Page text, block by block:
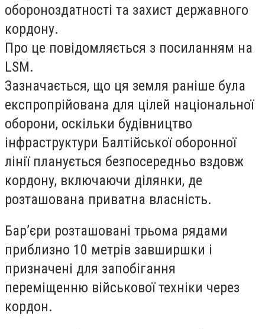
обороноздатності та захист державного
кордону.
Про це повідомляється з посиланням на
LSM.
Зазначається, що ця земля раніше була
експропрійована для цілей національної
оборони, оскільки будівництво
інфраструктури Балтійської оборонної
лінії планується безпосередньо вздовж
кордону, включаючи ділянки, де
розташована приватна власність.
Бар’єри розташовані трьома рядами
приблизно 10 метрів завширшки і
призначені для запобігання
переміщенню військової техніки через
кордон.